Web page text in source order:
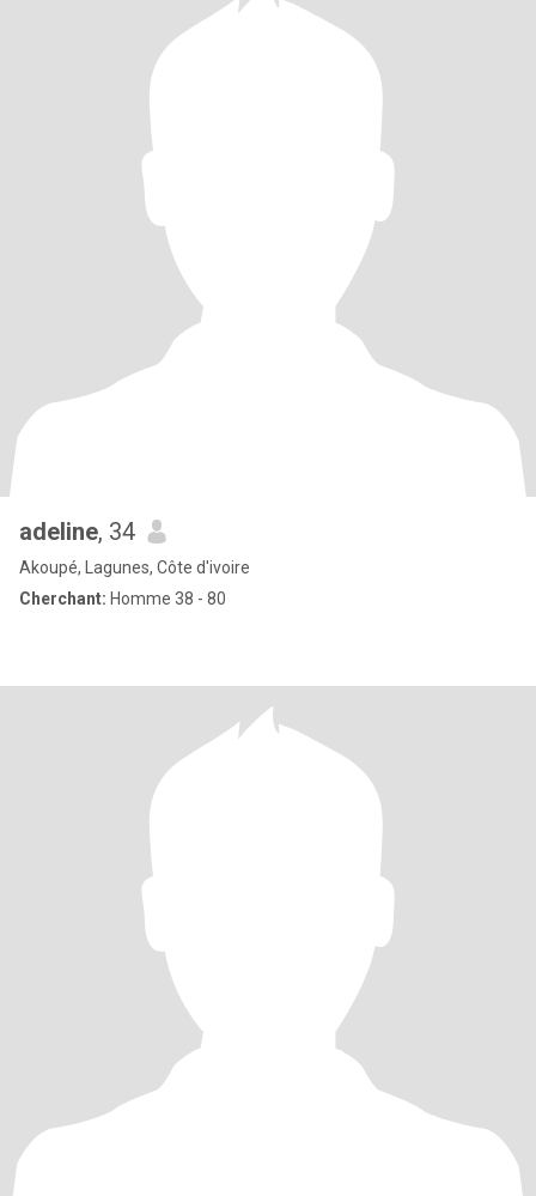
adeline, 34
Akoupé, Lagunes, Côte d'ivoire
Cherchant: Homme 38 - 80